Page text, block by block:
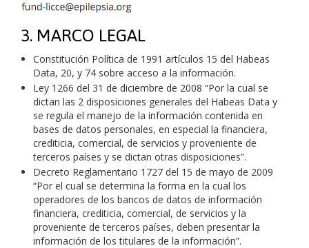
3. MARCO LEGAL
Constitución Política de 1991 artículos 15 del Habeas
Data, 20, y 74 sobre acceso a la información.
Ley 1266 del 31 de diciembre de 2008 “Por la cual se
dictan las 2disposiciones generales del Habeas Data y
se regula el manejo de la información contenida en
bases de datos personales, en especial la financiera,
crediticia, comercial, de servicios y proveniente de
terceros países y se dictan otras disposiciones”.
Decreto Reglamentario 1727 del 15 de mayo de 2009
“Por el cual se determina la forma en la cual los
operadores de los bancos de datos de información
financiera, crediticia, comercial, de servicios y la
proveniente de terceros países, deben presentar la
información de los titulares de la información”.